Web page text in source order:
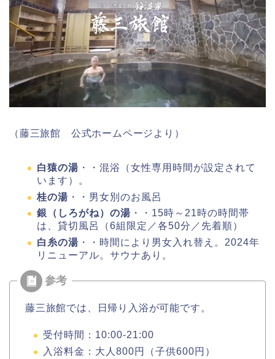
（藤三旅館 公式ホームページより）
白猿の湯 ・・混浴（女性専用時間が設定されて
います）。
桂の湯 ・・男女別のお風呂
銀（しろがね）の湯 ・・15時～21時の時間帯
は、貸切風呂（6組限定／各50分／先着順）
白糸の湯 ・・時間により男女入れ替え。2024年
リニューアル。サウナあり。
藤三旅館では、日帰り入浴が可能です。
受付時間：10:00-21:00
入浴料金：大人800円（子供600円）